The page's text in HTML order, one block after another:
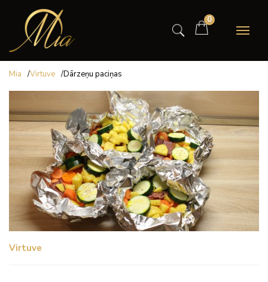
0
Mia /Virtuve /Dārzeņu paciņas
Virtuve